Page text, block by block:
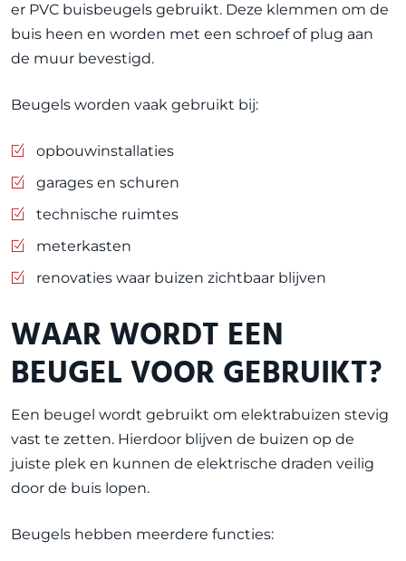
er PVC buisbeugels gebruikt. Deze klemmen om de
buis heen en worden met een schroef of plug aan
de muur bevestigd.
Beugels worden vaak gebruikt bij:
opbouwinstallaties
garages en schuren
technische ruimtes
meterkasten
renovaties waar buizen zichtbaar blijven
WAAR WORDT EEN
BEUGEL VOOR GEBRUIKT?
Een beugel wordt gebruikt om elektrabuizen stevig
vast te zetten. Hierdoor blijven de buizen op de
juiste plek en kunnen de elektrische draden veilig
door de buis lopen.
Beugels hebben meerdere functies: